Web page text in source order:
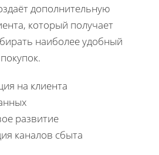
дополнительную
который получает
наиболее удобный
на клиента
развитие
каналов сбыта